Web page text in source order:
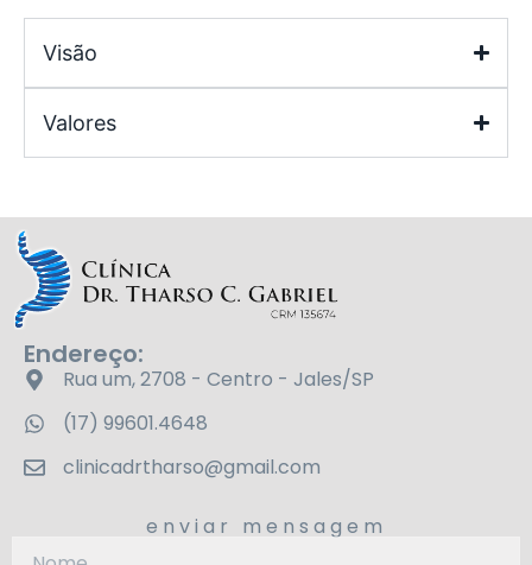
Visão
Valores
Endereço:
Rua um, 2708 - Centro - Jales/SP
(17) 99601.4648
clinicadrtharso@gmail.com
enviar mensagem